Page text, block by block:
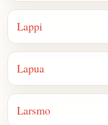
Lappi
Lapua
Larsmo